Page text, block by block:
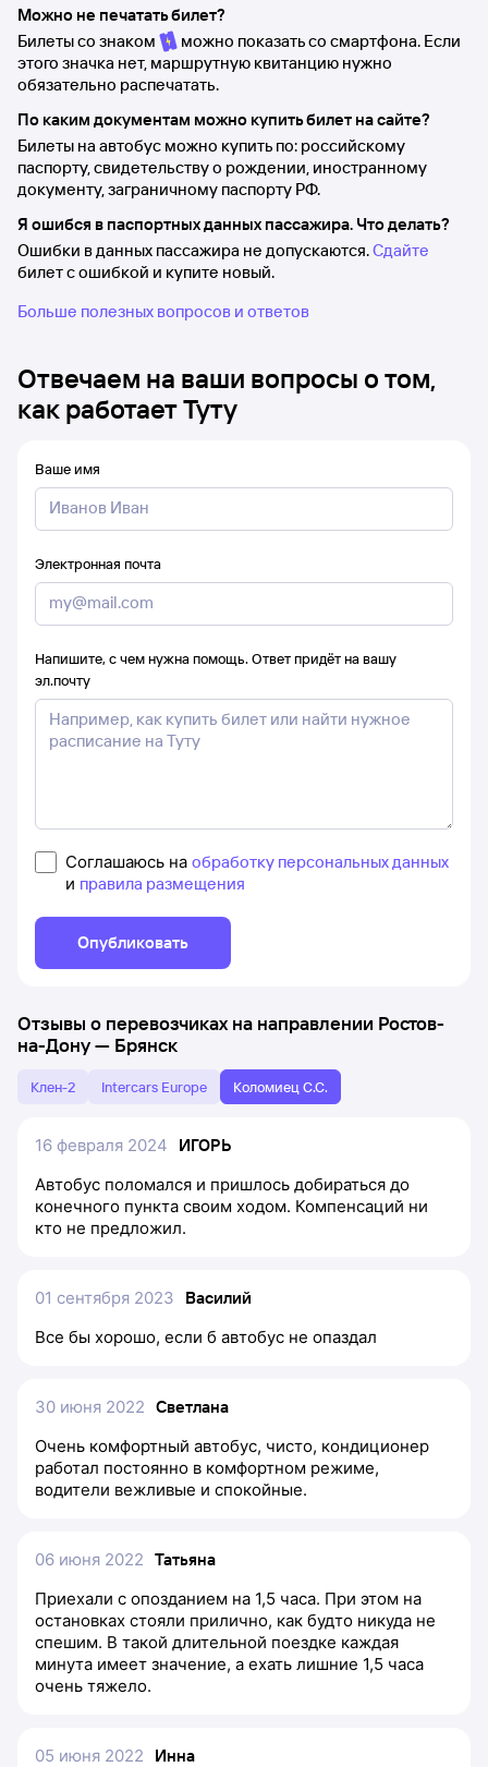
Можно не печатать билет?
Билеты со знаком
можно показать со смартфона. Если
этого значка нет, маршрутную квитанцию нужно
обязательно распечатать.
По каким документам можно купить билет на сайте?
Билеты на автобус можно купить по: российскому
паспорту, свидетельству о рождении, иностранному
документу, заграничному паспорту РФ.
Я ошибся в паспортных данных пассажира. Что делать?
Ошибки в данных пассажира не допускаются.Сдайте
билет с ошибкой и купите новый.
Больше полезных вопросов и ответов
Отвечаем на ваши вопросы о том,
как работает Туту
Ваше имя
Электронная почта
Напишите, с чем нужна помощь. Ответ придёт на вашу
эл.почту
Соглашаюсь на обработку персональных данных
и правила размещения
Опубликовать
Отзывы о перевозчиках на направлении Ростов-
на-Дону— Брянск
Клен-2 Intercars Europe Коломиец С.С.
16 февраля 2024
ИГОРЬ
Автобус поломался и пришлось добираться до
конечного пункта своим ходом. Компенсаций ни
кто не предложил.
01 сентября 2023
Василий
Все бы хорошо, если б автобус не опаздал
30 июня 2022 Светлана
Очень комфортный автобус, чисто, кондиционер
работал постоянно в комфортном режиме,
водители вежливые и спокойные.
06 июня 2022 Татьяна
Приехали с опозданием на 1,5 часа. При этом на
остановках стояли прилично, как будто никуда не
спешим. В такой длительной поездке каждая
минута имеет значение, а ехать лишние 1,5 часа
очень тяжело.
05 июня 2022
Инна